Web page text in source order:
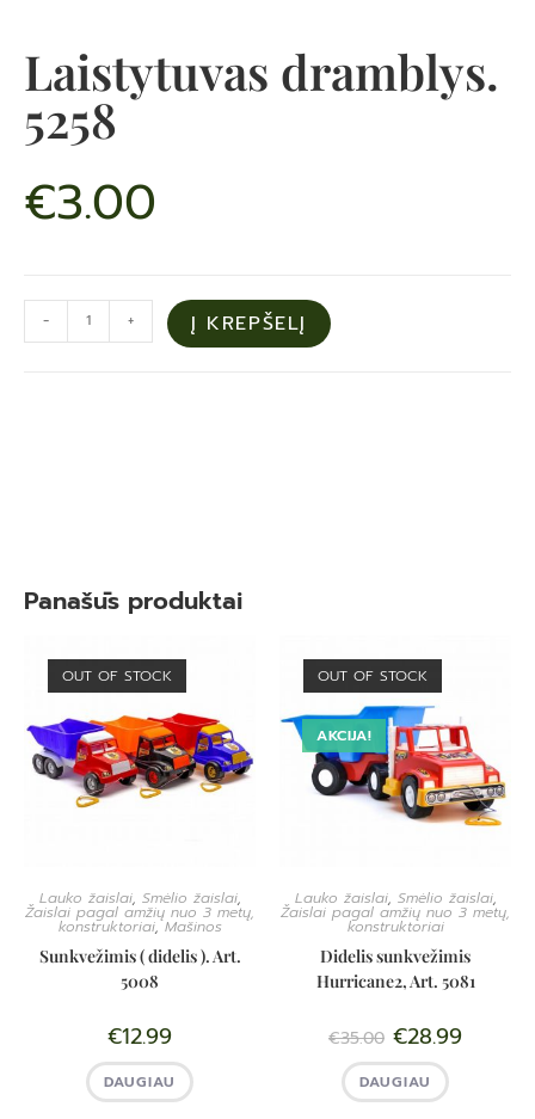
Laistytuvas dramblys.
5258
€3.00
- + Į KREPŠELĮ
Panašūs produktai
OUT OF STOCK
Lauko žaislai, Smėlio žaislai,
Žaislai pagal amžių nuo 3 metų,
konstruktoriai,Mašinos
Sunkvežimis ( didelis ). Art.
5008
€12.99
DAUGIAU
OUT OF STOCK
AKCIJA!
Lauko žaislai, Smėlio žaislai,
Žaislai pagal amžių nuo 3 metų,
konstruktoriai
Didelis sunkvežimis
Hurricane2, Art. 5081
€35.00 €28.99
DAUGIAU